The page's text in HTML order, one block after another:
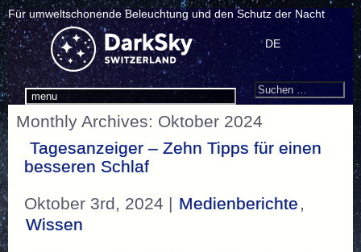
Für umweltschonende Beleuchtung und den Schutz der Nacht
menu
DE
Search
Suchen
Monthly Archives: Oktober 2024
Tagesanzeiger – Zehn Tipps für einen
besseren Schlaf
Oktober 3rd, 2024 | Medienberichte ,
Wissen